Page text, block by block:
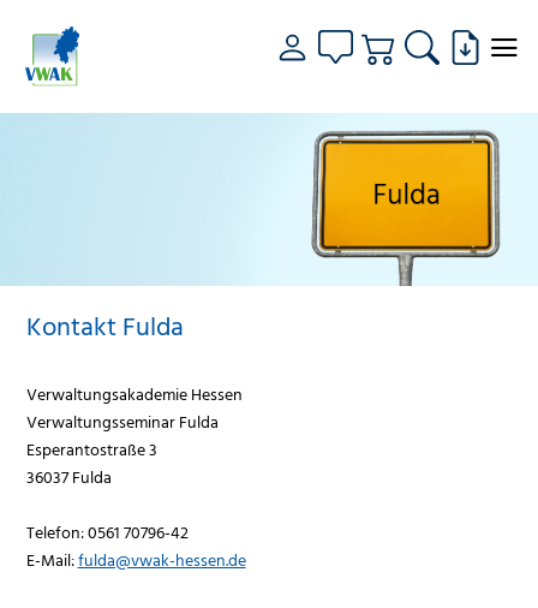
Kontakt Fulda
Verwaltungsakademie Hessen
Verwaltungsseminar Fulda
Esperantostraße 3
36037 Fulda
Telefon: 0561 70796-42
E-Mail:fulda@vwak-hessen.de